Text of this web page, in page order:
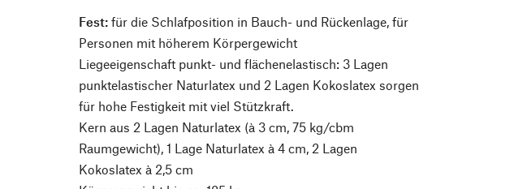
Fest:für die Schlafposition in Bauch- und Rückenlage, für
Personen mit höherem Körpergewicht
Liegeeigenschaft punkt- und flächenelastisch: 3 Lagen
punktelastischer Naturlatex und 2 Lagen Kokoslatex sorgen
für hohe Festigkeit mit viel Stützkraft.
Kern aus 2 Lagen Naturlatex (à 3 cm, 75 kg/cbm
Raumgewicht), 1 Lage Naturlatex à 4 cm, 2 Lagen
Kokoslatex à 2,5 cm